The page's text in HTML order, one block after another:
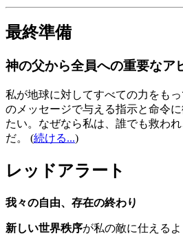
最終準備
神の父から全員への重要なア
私が地球に対してすべての力をも
のメッセージで与える指示と命令
たい。なぜなら私は、誰でも救わ
だ。
(続ける...)
レッドアラート
我々の自由、存在の終わり
新しい世界秩序が私の敵に仕える